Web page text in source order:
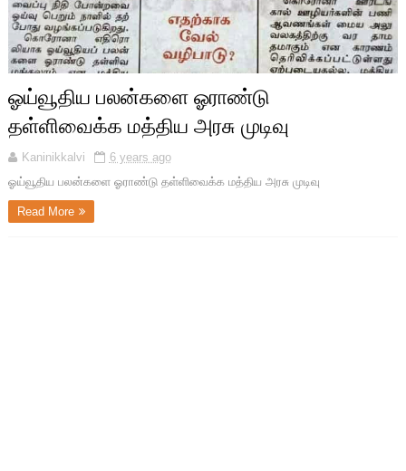
ஓய்வூதிய பலன்களை ஓராண்டு
தள்ளிவைக்க மத்திய அரசு முடிவு
Kaninikkalvi
6 years ago
ஓய்வூதிய பலன்களை ஓராண்டு தள்ளிவைக்க மத்திய அரசு முடிவு
Read More